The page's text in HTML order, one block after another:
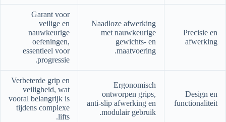
Precisie en
afwerking
Naadloze afwerking
met nauwkeurige
gewichts- en
maatvoering.
Garant voor
veilige en
nauwkeurige
oefeningen,
essentieel voor
progressie.
Design en
functionaliteit
Ergonomisch
ontworpen grips,
anti-slip afwerking en
modulair gebruik.
Verbeterde grip en
veiligheid, wat
vooral belangrijk is
tijdens complexe
lifts.